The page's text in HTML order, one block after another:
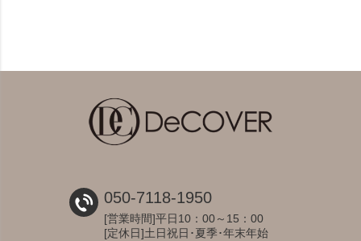
050-7118-1950
[営業時間]平日10：00～15：00
[定休日]土日祝日･夏季･年末年始